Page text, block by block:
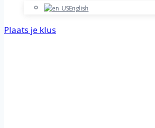
English
Plaats je klus